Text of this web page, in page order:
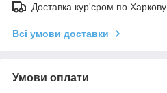
Доставка кур'єром по Харкову
Всі умови доставки
Умови оплати